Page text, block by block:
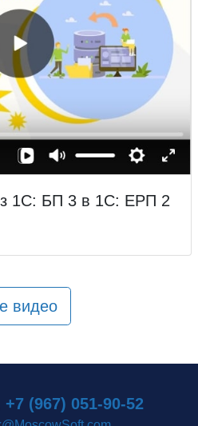
1С: БП 3 в 1С: ЕРП 2
видео
+7 (967) 051-90-52